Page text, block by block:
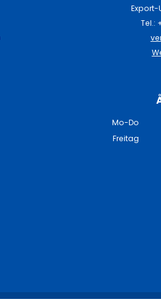
Export-
Tel.:
Mo-Do
Freitag